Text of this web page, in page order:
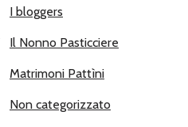
I bloggers
Il Nonno Pasticciere
Matrimoni Pattìni
Non categorizzato